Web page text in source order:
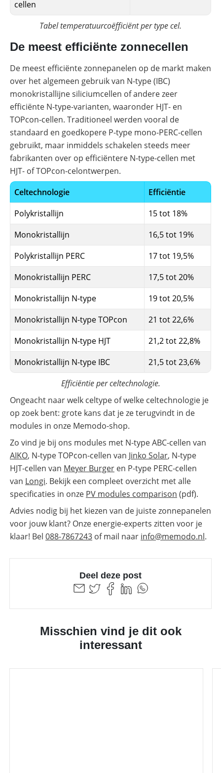
cellen
Tabel temperatuurcoëfficiënt per type cel.
De meest efficiënte zonnecellen
De meest efficiënte zonnepanelen op de markt maken
over het algemeen gebruik van N-type (IBC)
monokristallijne siliciumcellen of andere zeer
efficiënte N-type-varianten, waaronder HJT- en
TOPcon-cellen. Traditioneel werden vooral de
standaard en goedkopere P-type mono-PERC-cellen
gebruikt, maar inmiddels schakelen steeds meer
fabrikanten over op efficiëntere N-type-cellen met
HJT- of TOPcon-celontwerpen.
Celtechnologie
Efficiëntie
Polykristallijn
15 tot 18%
Monokristallijn
16,5 tot 19%
Polykristallijn PERC
17 tot 19,5%
Monokristallijn PERC
17,5 tot 20%
Monokristallijn N-type
19 tot 20,5%
Monokristallijn N-type TOPcon
21 tot 22,6%
Monokristallijn N-type HJT
21,2 tot 22,8%
Monokristallijn N-type IBC
21,5 tot 23,6%
Efficiëntie per celtechnologie.
Ongeacht naar welk celtype of welke celtechnologie je
op zoek bent: grote kans dat je ze terugvindt in de
modules in onze Memodo-shop.
Zo vind je bij ons modules met N-type ABC-cellen van
AIKO, N-type TOPcon-cellen van Jinko Solar, N-type
HJT-cellen van Meyer Burger en P-type PERC-cellen
van Longi. Bekijk een compleet overzicht met alle
specificaties in onze PV modules comparison (pdf).
Advies nodig bij het kiezen van de juiste zonnepanelen
voor jouw klant? Onze energie-experts zitten voor je
klaar! Bel 088-7867243 of mail naar info@memodo.nl.
Deel deze post
Misschien vind je dit ook
interessant